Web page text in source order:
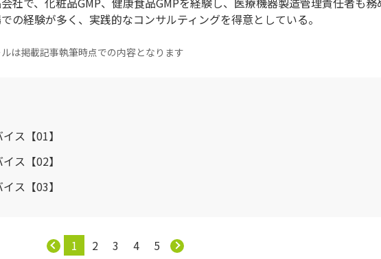
の経験が多く、実践的なコンサルティングを得意としている。
は掲載記事執筆時点での内容となります
ス【01】
ス【02】
ス【03】
1
2 3 4 5